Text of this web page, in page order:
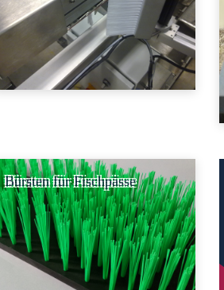
Bürsten für Fischpässe